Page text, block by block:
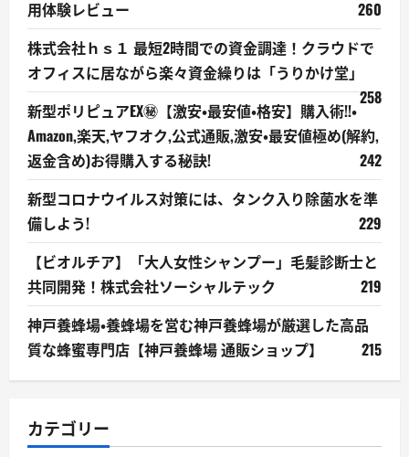
用体験レビュー
260
株式会社ｈｓ１ 最短2時間での資金調達！クラウドで
オフィスに居ながら楽々資金繰りは「うりかけ堂」
258
新型ポリピュアEX㊙【激安・最安値・格安】購入術!!・
Amazon,楽天,ヤフオク,公式通販,激安・最安値極め(解約,
返金含め)お得購入する秘訣!
242
新型コロナウイルス対策には、タンク入り除菌水を準
備しよう!
229
【ビオルチア】「大人女性シャンプー」毛髪診断士と
共同開発！株式会社ソーシャルテック
219
神戸養蜂場・養蜂場を営む神戸養蜂場が厳選した高品
質な蜂蜜専門店【神戸養蜂場 通販ショップ】
215
カテゴリー